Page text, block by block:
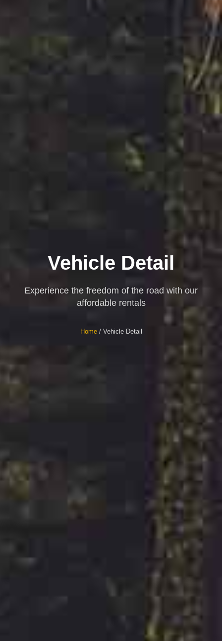
Vehicle Detail
Experience the freedom of the road with our
affordable rentals
Home/ Vehicle Detail